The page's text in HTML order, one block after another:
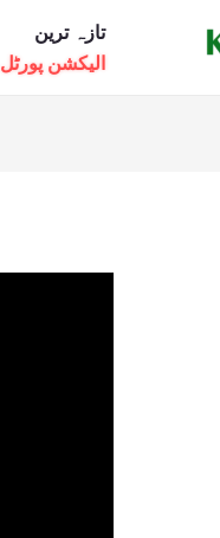
تازہ ترین
الیکشن پورٹل 26